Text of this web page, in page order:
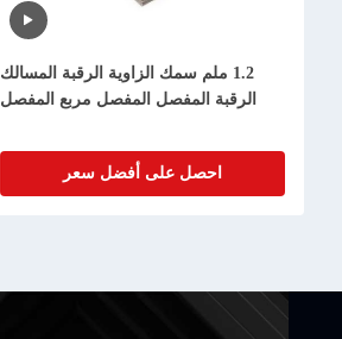
1.2 ملم سمك الزاوية الرقبة المسالك
الرقبة المفصل المفصل مربع المفصل
احصل على أفضل سعر